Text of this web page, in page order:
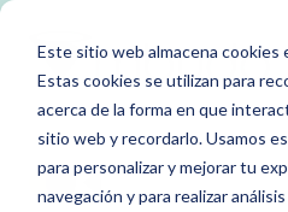
Este sitio web almacena cookies
Estas cookies se utilizan para
acerca de la forma en que
sitio web y recordarlo. Usamos
para personalizar y mejorar tu
navegación y para realizar